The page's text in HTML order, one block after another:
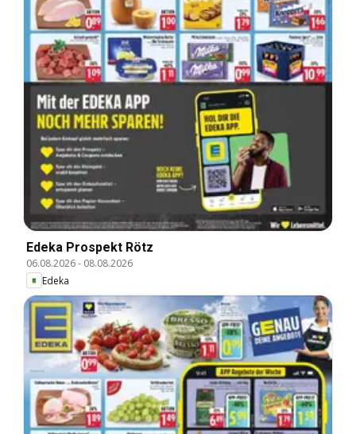
Edeka Prospekt Rötz
06.08.2026- 08.08.2026
Edeka